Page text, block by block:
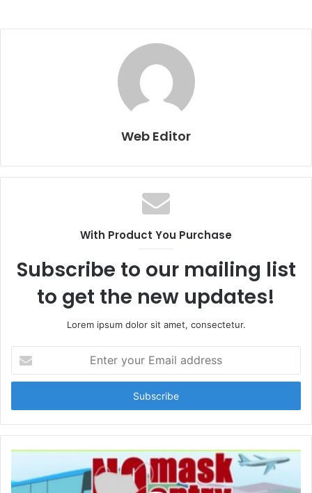
Web Editor
With Product You Purchase
Subscribe to our mailing list
to get the new updates!
Lorem ipsum dolor sit amet, consectetur.
t
r
y
u
E